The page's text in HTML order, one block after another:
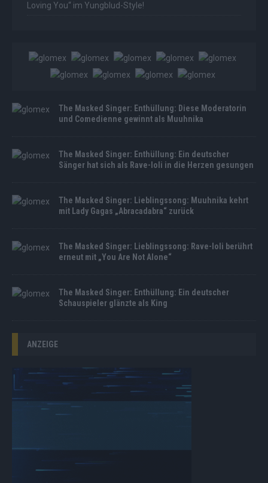
Loving You“ im Yungblud-Style!
The Masked Singer: Enthüllung: Diese Moderatorin
und Comedienne gewinnt als Muuhnika
The Masked Singer: Enthüllung: Ein deutscher
Sänger hat sich als Rave-Ioli in die Herzen gesungen
The Masked Singer: Lieblingssong: Muuhnika kehrt
mit Lady Gagas „Abracadabra“ zurück
The Masked Singer: Lieblingssong: Rave-Ioli berührt
erneut mit „You Are Not Alone“
The Masked Singer: Enthüllung: Ein deutscher
Schauspieler glänzte als King
ANZEIGE